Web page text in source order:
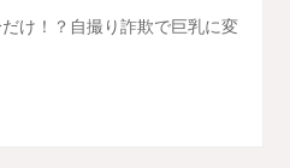
け！？自撮り詐欺で巨乳に変